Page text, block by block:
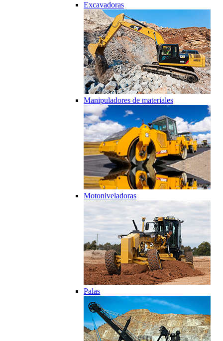
Excavadoras
Manipuladores de materiales
Motoniveladoras
Palas